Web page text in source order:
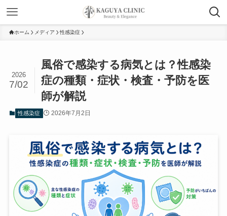
ホーム メディア 性感染症
風俗で感染する病気とは？性感染
症の種類・症状・検査・予防を医
師が解説
2026
7/02
性感染症 2026年7月2日